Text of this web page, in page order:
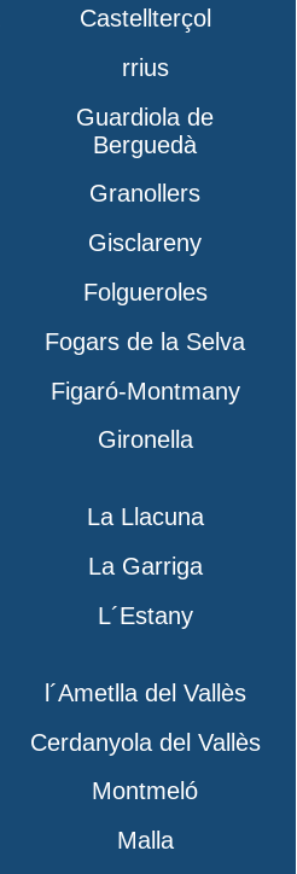
Castellterçol
rrius
Guardiola de
Berguedà
Granollers
Gisclareny
Folgueroles
Fogars de la Selva
Figaró-Montmany
Gironella
La Llacuna
La Garriga
L´Estany
l´Ametlla del Vallès
Cerdanyola del Vallès
Montmeló
Malla